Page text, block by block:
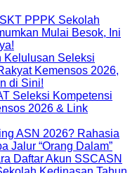
PPPK Sekolah
Mulai Besok, Ini
Kelulusan Seleksi
Kemensos 2026,
di Sini!
Seleksi Kompetensi
2026 & Link
ASN 2026? Rahasia
Jalur “Orang Dalam”
Daftar Akun SSCASN